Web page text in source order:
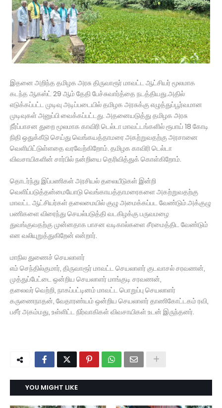
இதனை அறிந்த தமிழக அரசு திருவாரூர் மாவட்ட ஆட்சியர் மூலமாக
கடந்த ஆகஸ்ட் 29 ஆம் தேதி பேச்சுவார்த்தை நடத்தியது.அதில்
எடுக்கப்பட்ட முடிவு அடிப்படையில் தமிழக அரசுக்கு எழுத்துப்பூர்வமான
முடிவுகள் அனுப்பி வைக்கப்பட்டது. அதனையடுத்து தமிழக அரசு
நீர்ப்பாசன துறை மூலமாக காவிரி டெல்டா மாவட்டங்களில் ரூபாய் 18 கோடி
நிதி ஒதுக்கீடு செய்து வெங்கயத்தாமரை அகற்றுவதற்கு அரசானை
வெளியிட்டுள்ளதை வரவேற்கிறோம். தமிழக காவிரி டெல்டா
விவசாயிகளின் சார்பில் நன்றியை தெரிவித்துக் கொள்கிறோம்.
தொடர்ந்து இப்பணிகள் அரசியல் தலையீடுகள் இன்றி
வெளிப்படுத்தன்மையோடு வெங்காயத்தாமரைகளை அகற்றுவதற்கு
மாவட்ட ஆட்சியர்கள் தலைமையில் குழு அமைக்கப்பட வேண்டும்.அக்குழு
பணிகளை விரைந்து செயல்படுத்தி வடகிழக்கு பருவமழை
துவங்குவதற்கு முன்னதாக பாசன வடிகால்களை சீரமைத்திட வேண்டும்
என வலியுறுத்துகிறேன் என்றார்.
மாநில துணைச் செயலாளர்
எம் செந்தில்குமார், திருவாரூர் மாவட்ட செயலாளர் குடவாசல் சரவணன்,
முத்துப்பேட்டை ஒன்றிய செயலாளர் மாங்குடி சரவணன்,
தலைவர் வெற்றி, நாகப்பட்டினம் மாவட்ட பொறுப்பு செயலாளர்
கருணைநாதன், வேதாரண்யம் ஒன்றிய செயலாளர் தாணிகோட்டகம் ரவி,
பசீர் அகம்மது, உள்ளிட்ட நிர்வாகிகள் விவசாயிகள் உடன் இருந்தனர்.
YOU MIGHT LIKE